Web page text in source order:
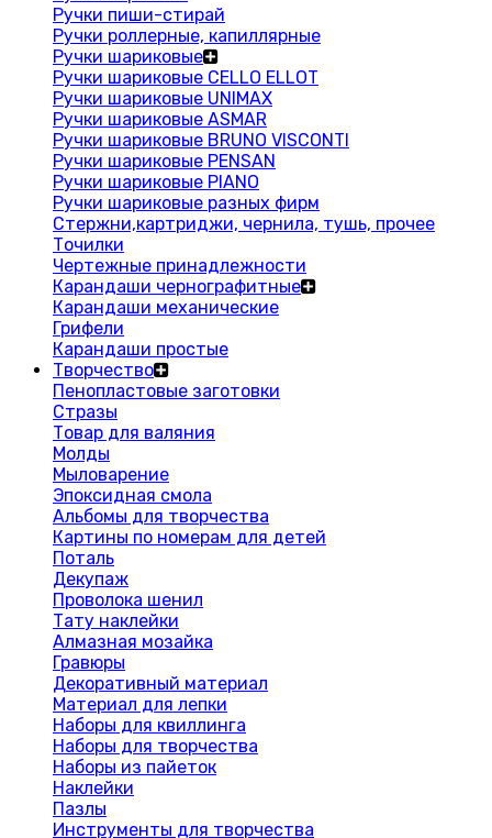
Ручки пиши-стирай
Ручки роллерные, капиллярные
Ручки шариковые
Ручки шариковые CELLO ELLOT
Ручки шариковые UNIMAX
Ручки шариковые ASMAR
Ручки шариковые BRUNO VISCONTI
Ручки шариковые PENSAN
Ручки шариковые PIANO
Ручки шариковые разных фирм
Стержни,картриджи, чернила, тушь, прочее
Точилки
Чертежные принадлежности
Карандаши чернографитные
Карандаши механические
Грифели
Карандаши простые
Творчество
Пенопластовые заготовки
Стразы
Товар для валяния
Молды
Мыловарение
Эпоксидная смола
Альбомы для творчества
Картины по номерам для детей
Поталь
Декупаж
Проволока шенил
Тату наклейки
Алмазная мозайка
Гравюры
Декоративный материал
Материал для лепки
Наборы для квиллинга
Наборы для творчества
Наборы из пайеток
Наклейки
Пазлы
Инструменты для творчества